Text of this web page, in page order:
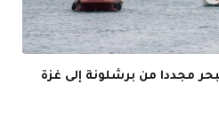
مجددا من برشلونة إلى غزة